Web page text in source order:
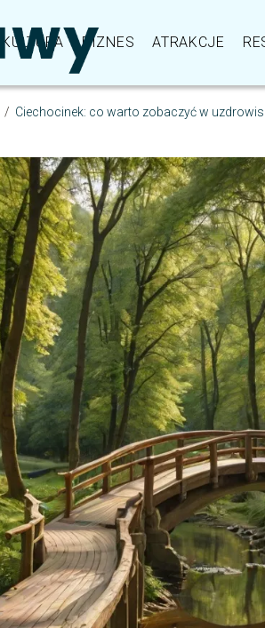
KULTURA BIZNES ATRAKCJE
/ Ciechocinek: co warto zobaczyć w